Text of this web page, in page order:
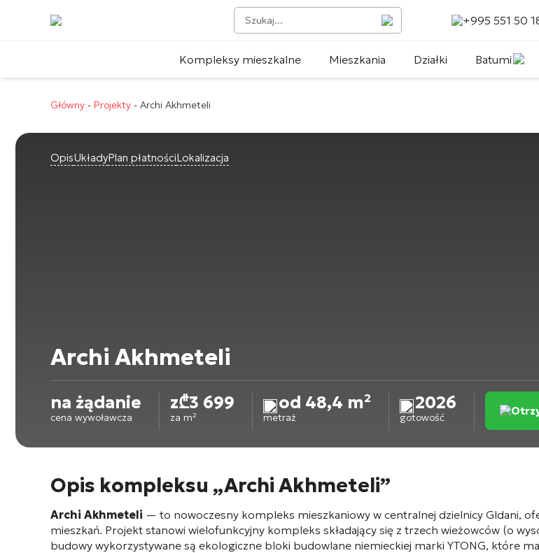
+995 551 50
Kompleksy mieszkalne Mieszkania Działki Batumi
Główny - Projekty - Archi Akhmeteli
OpisUkładyPlan płatnościLokalizacja
Archi Akhmeteli
na żądanie
cena wywoławcza
z₾3 699
za m²
od 48,4 m²
metraż
2026
gotowość
Opis kompleksu „Archi Akhmeteli”
Archi Akhmeteli — to nowoczesny kompleks mieszkaniowy w centralnej dzielnicy Gldani,
mieszkań. Projekt stanowi wielofunkcyjny kompleks składający się z trzech wieżowców (o
budowy wykorzystywane są ekologiczne bloki budowlane niemieckiej marki YTONG, które